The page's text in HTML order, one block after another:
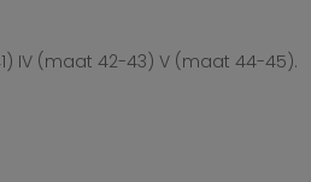
IV (maat 42-43) V (maat 44-45).